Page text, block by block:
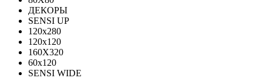
ДЕКОРЫ
SENSI UP
120x280
120х120
160X320
60х120
SENSI WIDE